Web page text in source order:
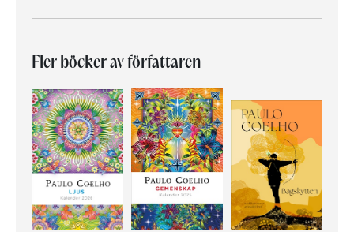
Fler böcker av författaren